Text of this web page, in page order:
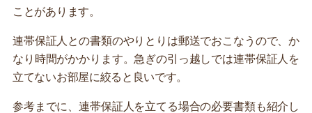
ことがあります。
連帯保証人との書類のやりとりは郵送でおこなうので、か
なり時間がかかります。急ぎの引っ越しでは連帯保証人を
立てないお部屋に絞ると良いです。
参考までに、連帯保証人を立てる場合の必要書類も紹介し